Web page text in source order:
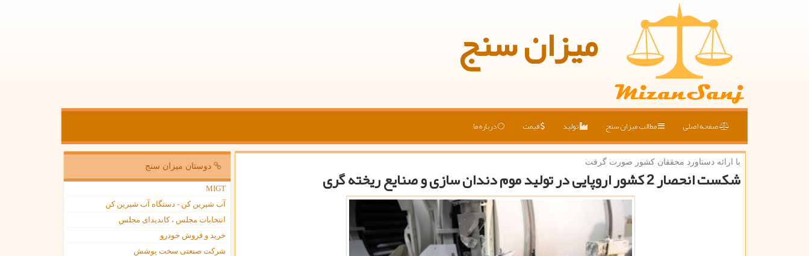
میزان سنج
صفحه اصلی مطالب میزان سنج تولید قیمت درباره ما
با ارائه دستاورد محققان كشور صورت گرفت
شكست انحصار 2 كشور اروپایی در تولید موم دندان سازی و صنایع ریخته گری دوستان میزان سنج
MIGT
آب شیرین کن - دستگاه آب شیرین کن
انتخابات مجلس ، کاندیدای مجلس
خرید و فروش خودرو
شرکت صنعتی سخت پوشش